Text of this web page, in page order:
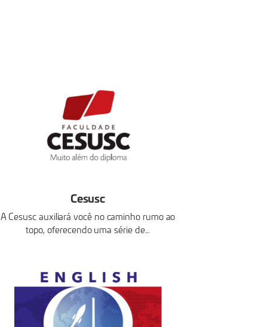
Cesusc
A Cesusc auxiliará você no caminho rumo ao
topo, oferecendo uma série de...